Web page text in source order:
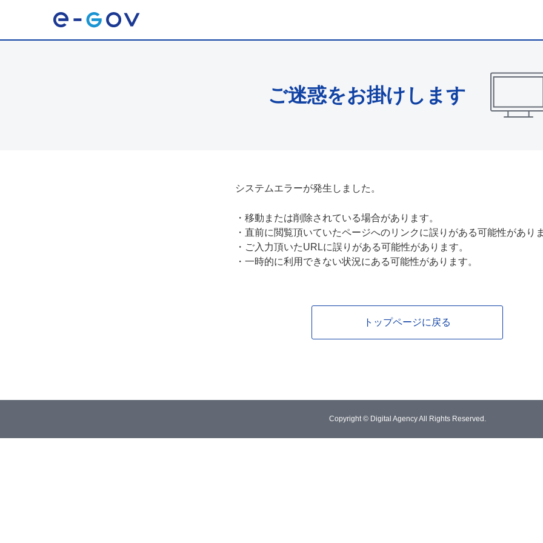
ご迷惑をお掛けします
システムエラーが発生しました。
・ 移動または削除されている場合があります。
・ 直前に閲覧頂いていたページへのリンクに誤りがある可能性があり
・ ご入力頂いたURLに誤りがある可能性があります。
・ 一時的に利用できない状況にある可能性があります。
トップページに戻る
Copyright © Digital Agency All Rights Reserved.